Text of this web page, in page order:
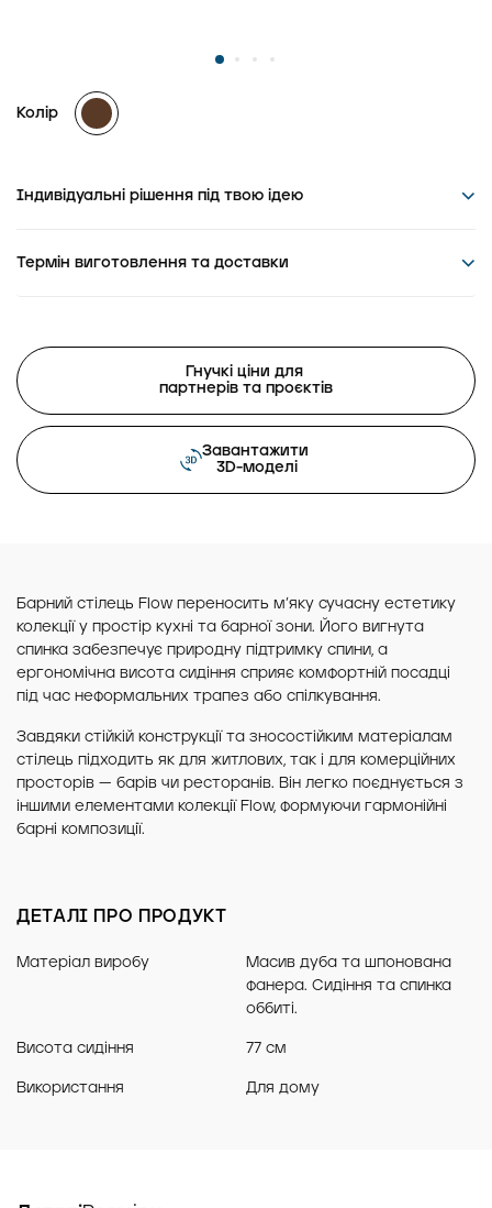
Колір
Індивідуальні рішення під твою ідею
Термін виготовлення та доставки
Гнучкі ціни для
партнерів та проєктів
Завантажити
3D-моделі
Барний стілець Flow переносить м’яку сучасну естетику
колекції у простір кухні та барної зони. Його вигнута
спинка забезпечує природну підтримку спини, а
ергономічна висота сидіння сприяє комфортній посадці
під час неформальних трапез або спілкування.
Завдяки стійкій конструкції та зносостійким матеріалам
стілець підходить як для житлових, так і для комерційних
просторів — барів чи ресторанів. Він легко поєднується з
іншими елементами колекції Flow, формуючи гармонійні
барні композиції.
ДЕТАЛІ ПРО ПРОДУКТ
Матеріал виробу
Масив дуба та шпонована
фанера. Сидіння та спинка
оббиті.
Висота сидіння 77 см
Використання Для дому